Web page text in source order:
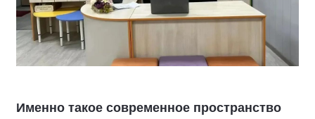
Именно такое современное пространство